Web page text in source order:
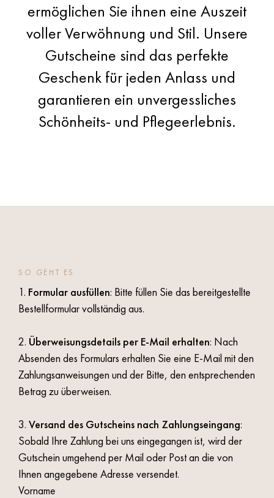
ermöglichen Sie ihnen eine Auszeit
voller Verwöhnung und Stil. Unsere
Gutscheine sind das perfekte
Geschenk für jeden Anlass und
garantieren ein unvergessliches
Schönheits- und Pflegeerlebnis.
SO GEHT ES
1. Formular ausfüllen: Bitte füllen Sie das bereitgestellte
Bestellformular vollständig aus.
2. Überweisungsdetails per E-Mail erhalten: Nach
Absenden des Formulars erhalten Sie eine E-Mail mit den
Zahlungsanweisungen und der Bitte, den entsprechenden
Betrag zu überweisen.
3. Versand des Gutscheins nach Zahlungseingang:
Sobald Ihre Zahlung bei uns eingegangen ist, wird der
Gutschein umgehend per Mail oder Post an die von
Ihnen angegebene Adresse versendet.
Vorname